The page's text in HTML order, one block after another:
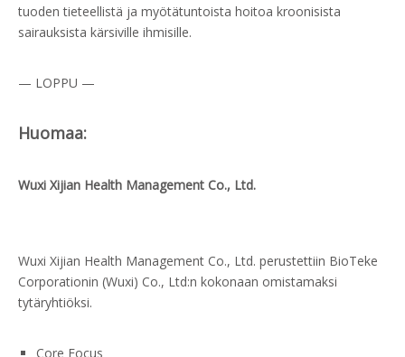
tuoden tieteellistä ja myötätuntoista hoitoa kroonisista
sairauksista kärsiville ihmisille.
— LOPPU —
Huomaa:
Wuxi Xijian Health Management Co., Ltd.
Wuxi Xijian Health Management Co., Ltd. perustettiin BioTeke
Corporationin (Wuxi) Co., Ltd:n kokonaan omistamaksi
tytäryhtiöksi.
Core Focus